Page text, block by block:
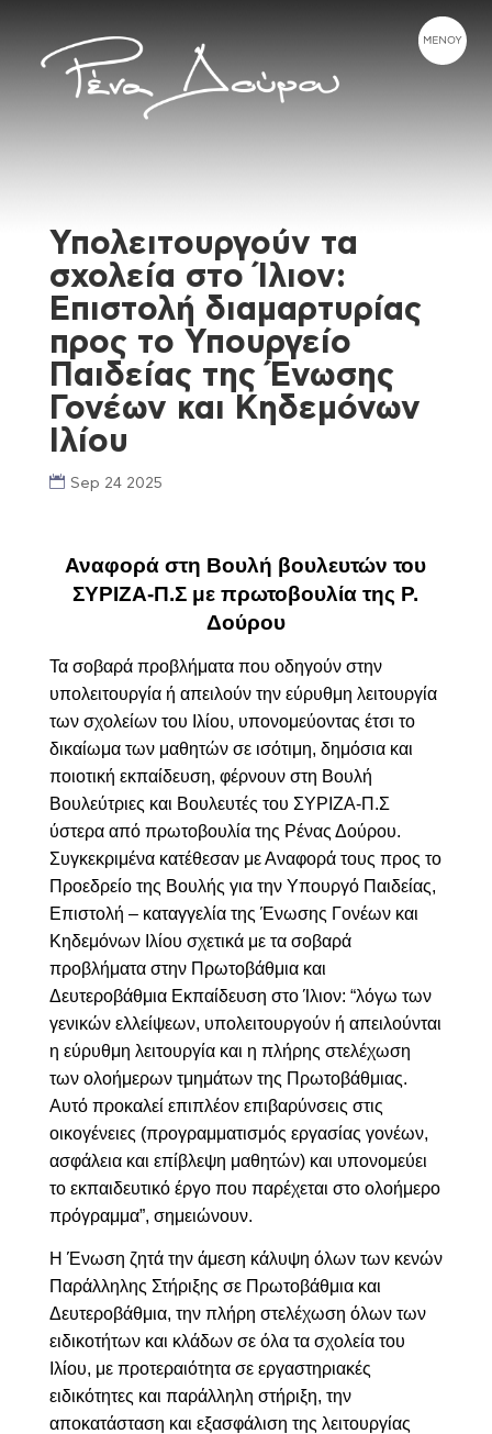
Υπολειτουργούν τα
σχολεία στο Ίλιον:
Επιστολή διαμαρτυρίας
προς το Υπουργείο
Παιδείας της Ένωσης
Γονέων και Κηδεμόνων
Ιλίου
Sep 24 2025
Αναφορά στη Βουλή βουλευτών του
ΣΥΡΙΖΑ-Π.Σ με πρωτοβουλία της Ρ.
Δούρου
Τα σοβαρά προβλήματα που οδηγούν στην
υπολειτουργία ή απειλούν την εύρυθμη λειτουργία
των σχολείων του Ιλίου, υπονομεύοντας έτσι το
δικαίωμα των μαθητών σε ισότιμη, δημόσια και
ποιοτική εκπαίδευση, φέρνουν στη Βουλή
Βουλεύτριες και Βουλευτές του ΣΥΡΙΖΑ-Π.Σ
ύστερα από πρωτοβουλία της Ρένας Δούρου.
Συγκεκριμένα κατέθεσαν με Αναφορά τους προς το
Προεδρείο της Βουλής γιατην Υπουργό Παιδείας,
Επιστολή – καταγγελία της Ένωσης Γονέων και
Κηδεμόνων Ιλίου σχετικά με τα σοβαρά
προβλήματα στην Πρωτοβάθμια και
Δευτεροβάθμια Εκπαίδευση στο Ίλιον: “λόγω των
γενικών ελλείψεων, υπολειτουργούν ή απειλούνται
η εύρυθμη λειτουργία και η πλήρης στελέχωση
των ολοήμερων τμημάτων της Πρωτοβάθμιας.
Αυτό προκαλεί επιπλέον επιβαρύνσεις στις
οικογένειες (προγραμματισμός εργασίας γονέων,
ασφάλεια και επίβλεψη μαθητών) και υπονομεύει
το εκπαιδευτικό έργο που παρέχεται στο ολοήμερο
πρόγραμμα”, σημειώνουν.
Η Ένωση ζητά την άμεση κάλυψη όλων των κενών
Παράλληλης Στήριξης σε Πρωτοβάθμια και
Δευτεροβάθμια, την πλήρη στελέχωση όλων των
ειδικοτήτων και κλάδων σε όλα τα σχολεία του
Ιλίου, με προτεραιότητα σε εργαστηριακές
ειδικότητες και παράλληλη στήριξη, την
αποκατάσταση και εξασφάλιση της λειτουργίας